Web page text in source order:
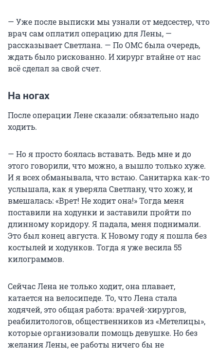
— Уже после выписки мы узнали от медсестер, что
врач сам оплатил операцию для Лены, —
рассказывает Светлана. — По ОМС была очередь,
ждать было рискованно. И хирург втайне от нас
всё сделал за свой счет.
На ногах
После операции Лене сказали: обязательно надо
ходить.
— Но я просто боялась вставать. Ведь мне и до
этого говорили, что можно, а вышло только хуже.
И я всех обманывала, что встаю. Санитарка как-то
услышала, как я уверяла Светлану, что хожу, и
вмешалась: «Врет! Не ходит она!» Тогда меня
поставили на ходунки и заставили пройти по
длинному коридору. Я падала, меня поднимали.
Это был конец августа. К Новому году я пошла без
костылей и ходунков. Тогда я уже весила 55
килограммов.
Сейчас Лена не только ходит, она плавает,
катается на велосипеде. То, что Лена стала
ходячей, это общая работа: врачей-хирургов,
реабилитологов, общественников из «Метелицы»,
которые организовали помощь девушке. Но без
желания Лены, ее работы ничего бы не